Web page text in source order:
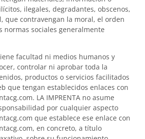
ilegales, degradantes, obscenos,
que contravengan la moral, el orden
normas sociales generalmente
facultad ni medios humanos y
controlar ni aprobar toda la
productos o servicios facilitados
que tengan establecidos enlaces con
LA IMPRENTA no asume
por cualquier aspecto
que establece ese enlace con
en concreto, a título